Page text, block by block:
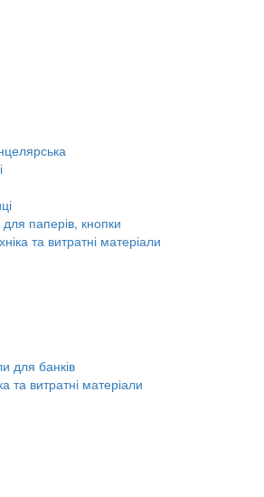
для паперів, кнопки
та витратні матеріали
для банків
та витратні матеріали